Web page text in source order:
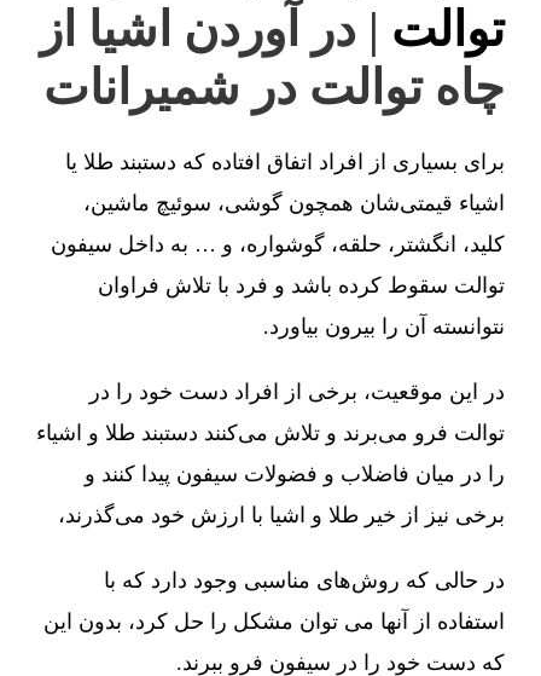
توالت | در آوردن اشیا از
چاه توالت در شمیرانات
برای بسیاری از افراد اتفاق افتاده که دستبند طلا یا
اشیاء قیمتی‌شان همچون گوشی، سوئیچ ماشین،
کلید، انگشتر، حلقه، گوشواره، و … به داخل سیفون
توالت سقوط کرده باشد و فرد با تلاش فراوان
نتوانسته آن را بیرون بیاورد.
در این موقعیت، برخی از افراد دست خود را در
توالت فرو می‌برند و تلاش می‌کنند دستبند طلا و اشیاء
را در میان فاضلاب و فضولات سیفون پیدا کنند و
برخی نیز از خیر طلا و اشیا با ارزش خود می‌گذرند،
در حالی که روش‌های مناسبی وجود دارد که با
استفاده از آنها می توان مشکل را حل کرد، بدون این
که دست خود را در سیفون فرو ببرند.